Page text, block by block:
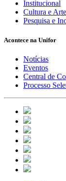
Institucional
Cultura e Arte
Pesquisa e
Acontece na Unifor
Notícias
Eventos
Central de
Processo